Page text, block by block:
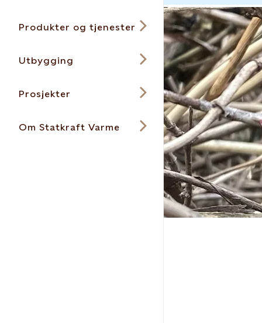
Produkter og tjenester
Utbygging
Prosjekter
Om Statkraft Varme